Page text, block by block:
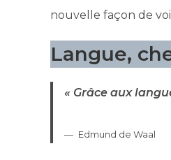
nouvelle façon de
Langue,
« Grâce aux
Edmund de Waal